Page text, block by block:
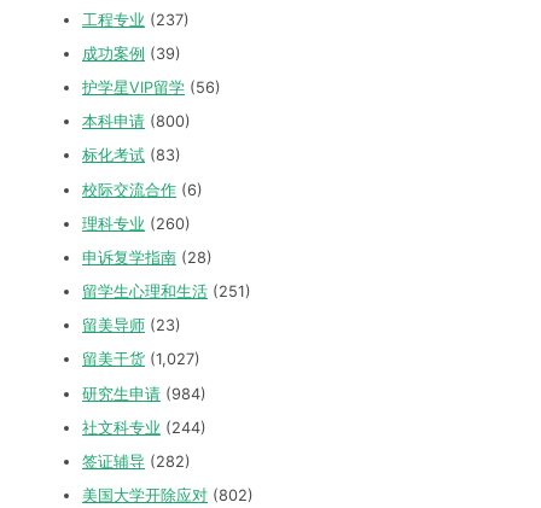
工程专业 (237)
成功案例 (39)
护学星VIP留学 (56)
本科申请 (800)
标化考试 (83)
校际交流合作 (6)
理科专业 (260)
申诉复学指南 (28)
留学生心理和生活 (251)
留美导师 (23)
留美干货 (1,027)
研究生申请 (984)
社文科专业 (244)
签证辅导 (282)
美国大学开除应对 (802)